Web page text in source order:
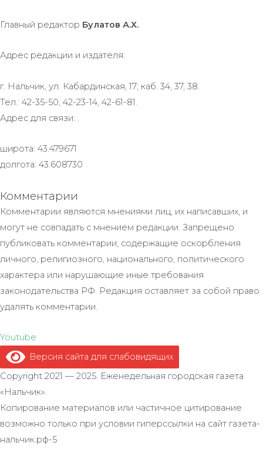
Главный редактор Булатов А.Х.
Адрес редакции и издателя:
г. Нальчик, ул. Кабардинская, 17; каб. 34, 37, 38.
Тел.: 42-35-50, 42-23-14, 42-61-81.
Адрес для связи: .
широта: 43.479671
долгота: 43.608730
Комментарии
Комментарии являются мнениями лиц, их написавших, и
могут не совпадать с мнением редакции. Запрещено
публиковать комментарии, содержащие оскорбления
личного, религиозного, национального, политического
характера или нарушающие иные требования
законодательства РФ. Редакция оставляет за собой право
удалять комментарии.
Youtube
Версия сайта для слабовидящих
.
Copyright 2021 — 2025. Еженедельная городская газета
«Нальчик».
Копирование материалов или частичное цитирование
возможно только при условии гиперссылки на сайт газета-
нальчик.рф-5